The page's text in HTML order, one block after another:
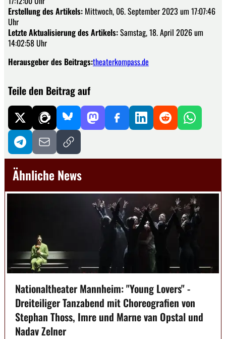
Erstellung des Artikels: Mittwoch, 06. September 2023 um 17:07:46
Uhr
Letzte Aktualisierung des Artikels:Samstag, 18. April 2026 um
14:02:58 Uhr
Herausgeber des Beitrags:theaterkompass.de
Teile den Beitrag auf
Ähnliche News
Nationaltheater Mannheim: "Young Lovers" -
Dreiteiliger Tanzabend mit Choreografien von
Stephan Thoss, Imre und Marne van Opstal und
Nadav Zelner